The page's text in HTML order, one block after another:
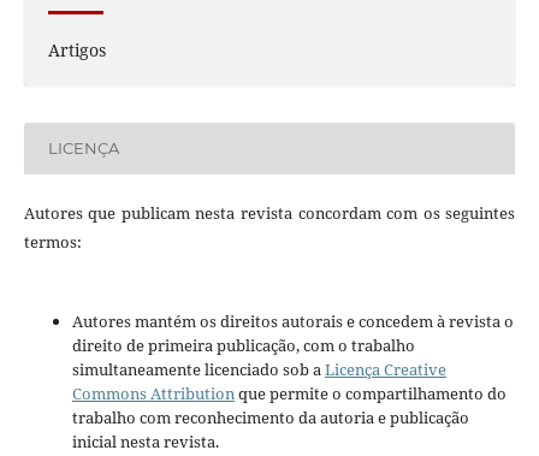
Artigos
LICENÇA
Autores que publicam nesta revista concordam com os seguintes
termos:
Autores mantém os direitos autorais e concedem à revista o
direito de primeira publicação, com o trabalho
simultaneamente licenciado sob a Licença Creative
Commons Attribution que permite o compartilhamento do
trabalho com reconhecimento da autoria e publicação
inicial nesta revista.